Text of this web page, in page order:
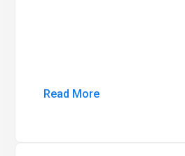
Read More